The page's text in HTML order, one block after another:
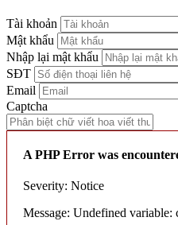
Tài khoản
Mật khẩu
Nhập lại mật khẩu
SĐT
Email
Captcha
A PHP Error was
Severity: Notice
Message: Undefined variable: